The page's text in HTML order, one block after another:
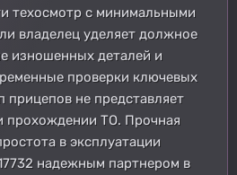
техосмотр с минимальными
владелец уделяет должное
изношенных деталей и
проверки ключевых
прицепов не представляет
прохождении ТО. Прочная
в эксплуатации
надежным партнером в